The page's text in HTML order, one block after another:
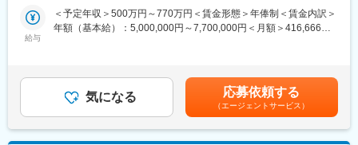
ル企業という非常に珍しい同社にて力を存分に発揮して頂きたい
と考えています。
でいるほか、現場の声を生かしたOEMブランド「tkbシリーズ」も
展開しています。
変更の範囲：会社の定める業務
★セラミックス人工骨の国内シェアNo.1企業！
マーケティング業務のサポートをお任せいたします。
給与
＜予定年収＞500万円～770万円＜賃金形態＞年俸制＜賃金内訳＞
年額（基本給）：5,000,000円～7,700,000円＜月額＞416,666円
ず）：年2回。半期ごとに予算の達成に応じて支給。（0～100万
円/半期）賃金はあくまでも目安の金額であり、選考を通じて上下
する可能性があります。月給(月額)は固定手当を含めた表記です。
気になる 応募依頼する
（エージェントサービス）